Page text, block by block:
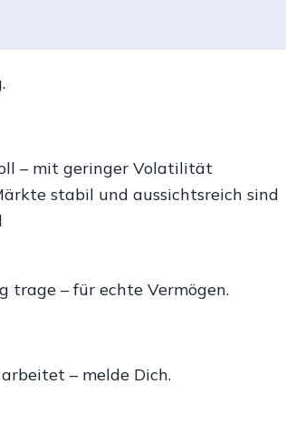
– mit geringer Volatilität
stabil und aussichtsreich sind
trage – für echte Vermögen.
– melde Dich.